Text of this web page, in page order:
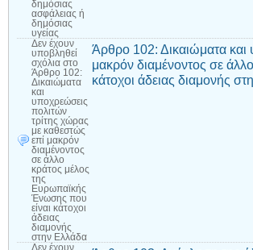
δημόσιας
ασφάλειας ή
δημόσιας
υγείας
Δεν έχουν
υποβληθεί
σχόλια στο
Άρθρο 102:
Δικαιώματα
και
υποχρεώσεις
πολιτών
τρίτης χώρας
με καθεστώς
επί μακρόν
διαμένοντος
σε άλλο
κράτος μέλος
της
Ευρωπαϊκής
Ένωσης που
είναι κάτοχοι
άδειας
διαμονής
στην Ελλάδα
Άρθρο 102: Δικαιώματα και
μακρόν διαμένοντος σε
κάτοχοι άδειας διαμονής
Δεν έχουν